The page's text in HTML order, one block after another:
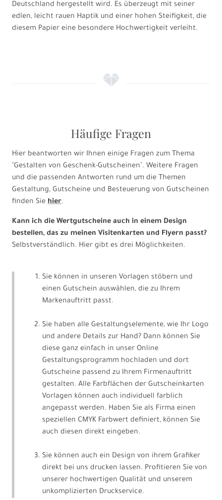
Deutschland hergestellt wird. Es überzeugt mit seiner
edlen, leicht rauen Haptik und einer hohen Steifigkeit, die
diesem Papier eine besondere Hochwertigkeit verleiht.
f
Häufige Fragen
Hier beantworten wir Ihnen einige Fragen zum Thema
"Gestalten von Geschenk-Gutscheinen". Weitere Fragen
und die passenden Antworten rund um die Themen
Gestaltung, Gutscheine und Besteuerung von Gutscheinen
finden Sie hier.
Kann ich die Wertgutscheine auch in einem Design
bestellen, das zu meinen Visitenkarten und Flyern passt?
Selbstverständlich. Hier gibt es drei Möglichkeiten.
Sie können in unseren Vorlagen stöbern und
einen Gutschein auswählen, die zu Ihrem
Markenauftritt passt.
Sie haben alle Gestaltungselemente, wie Ihr Logo
und andere Details zur Hand? Dann können Sie
diese ganz einfach in unser Online
Gestaltungsprogramm hochladen und dort
Gutscheine passend zu Ihrem Firmenauftritt
gestalten. Alle Farbflächen der Gutscheinkarten
Vorlagen können auch individuell farblich
angepasst werden. Haben Sie als Firma einen
speziellen CMYK Farbwert definiert, können Sie
auch diesen direkt eingeben.
Sie können auch ein Design von ihrem Grafiker
direkt bei uns drucken lassen. Profitieren Sie von
unserer hochwertigen Qualität und unserem
unkomplizierten Druckservice.